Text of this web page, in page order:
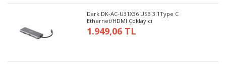
Dark DK-AC-U31X36 USB 3.1Type C
Ethernet/HDMI Çoklayıcı
1.949,06 TL